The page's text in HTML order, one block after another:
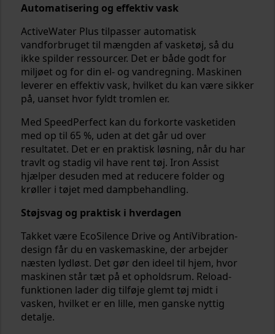
Automatisering og effektiv vask
ActiveWater Plus tilpasser automatisk
vandforbruget til mængden af vasketøj, så du
ikke spilder ressourcer. Det er både godt for
miljøet og for din el- og vandregning. Maskinen
leverer en effektiv vask, hvilket du kan være sikker
på, uanset hvor fyldt tromlen er.
Med SpeedPerfect kan du forkorte vasketiden
med op til 65 %, uden at det går ud over
resultatet. Det er en praktisk løsning, når du har
travlt og stadig vil have rent tøj. Iron Assist
hjælper desuden med at reducere folder og
krøller i tøjet med dampbehandling.
Støjsvag og praktisk i hverdagen
Takket være EcoSilence Drive og AntiVibration-
design får du en vaskemaskine, der arbejder
næsten lydløst. Det gør den ideel til hjem, hvor
maskinen står tæt på et opholdsrum. Reload-
funktionen lader dig tilføje glemt tøj midt i
vasken, hvilket er en lille, men ganske nyttig
detalje.